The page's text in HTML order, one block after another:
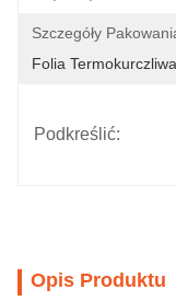
Szczegóły
Folia
Podkreślić:
Opis Produktu